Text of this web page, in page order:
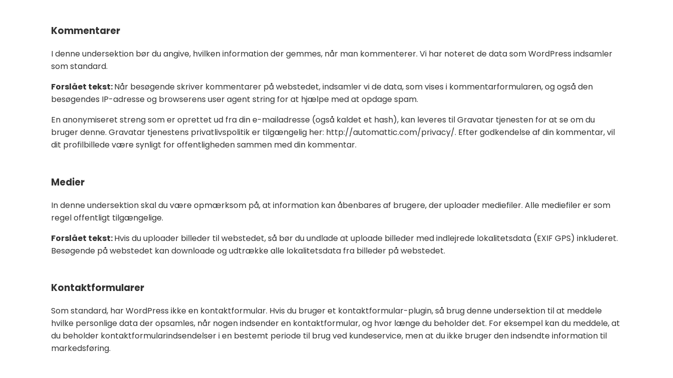
Kommentarer
I denne undersektion bør du angive, hvilken information der gemmes, når man kommenterer. Vi har noteret de data som WordPress indsamler
som standard.
Forslået tekst:Når besøgende skriver kommentarer på webstedet, indsamler vi de data, som vises i kommentarformularen, og også den
besøgendes IP-adresse og browserens user agent string for at hjælpe med at opdage spam.
En anonymiseret streng som er oprettet ud fra din e-mailadresse (også kaldet et hash), kan leveres til Gravatar tjenesten for at se om du
bruger denne. Gravatar tjenestens privatlivspolitik er tilgængelig her: http://automattic.com/privacy/. Efter godkendelse af din kommentar, vil
dit profilbillede være synligt for offentligheden sammen med din kommentar.
Medier
In denne undersektion skal du være opmærksom på, at information kan åbenbares af brugere, der uploader mediefiler. Alle mediefiler er som
regel offentligt tilgængelige.
Forslået tekst:Hvis du uploader billeder til webstedet, så bør du undlade at uploade billeder med indlejrede lokalitetsdata (EXIF GPS) inkluderet.
Besøgende på webstedet kan downloade og udtrække alle lokalitetsdata fra billeder på webstedet.
Kontaktformularer
Som standard, har WordPress ikke en kontaktformular. Hvis du bruger et kontaktformular-plugin, så brug denne undersektion til at meddele
hvilke personlige data der opsamles, når nogen indsender en kontaktformular, og hvor længe du beholder det. For eksempel kan du meddele, at
du beholder kontaktformularindsendelser i en bestemt periode til brug ved kundeservice, men at du ikke bruger den indsendte information til
markedsføring.